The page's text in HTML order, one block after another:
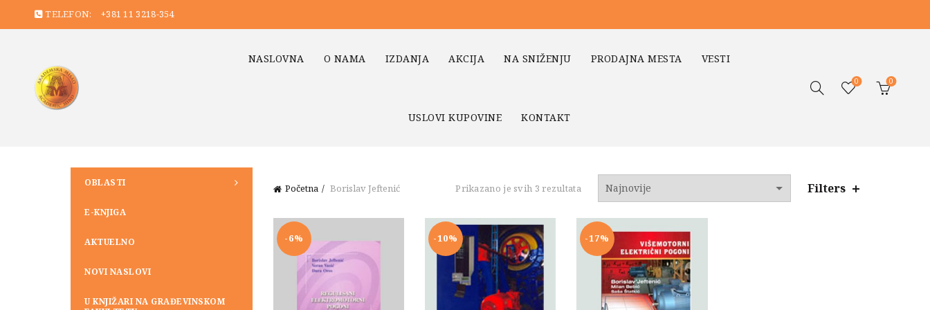
TELEFON: +381 11 3218-354
NASLOVNA O NAMA IZDANJA AKCIJA NA SNIŽENJU PRODAJNA MESTA VESTI
USLOVI KUPOVINE KONTAKT
0 0
Početna Borislav Jeftenić Prikazano je svih 3 rezultata Sortirano
najnovijem
Filters
-6% -10% -17%
OBLASTI
E-KNJIGA
AKTUELNO
NOVI NASLOVI
U KNJIŽARI NA GRAĐEVINSKOM